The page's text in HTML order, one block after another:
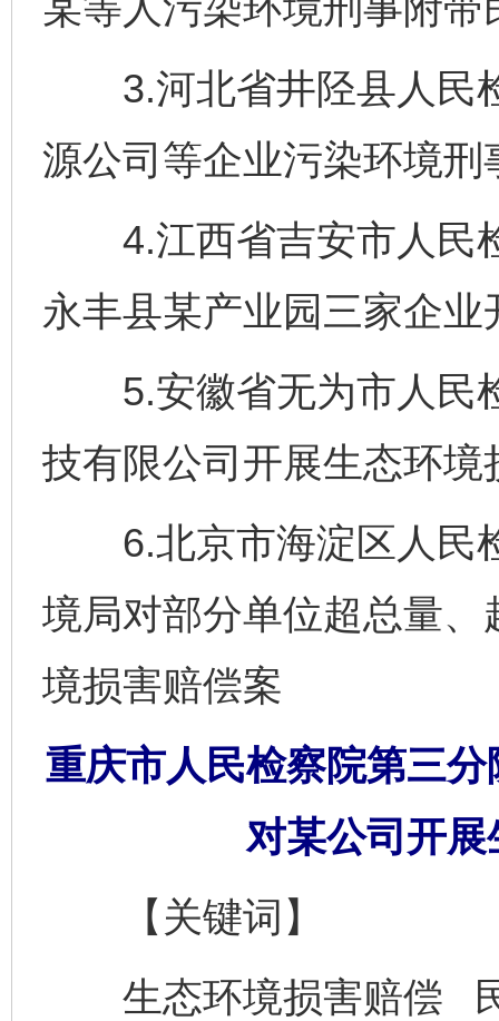
3.河北省井陉县人民
源公司等企业污染环境
4.江西省吉安市人民
永丰县某产业园三家企
5.安徽省无为市人民
技有限公司开展生态环境
6.北京市海淀区人民
境局对部分单位超总量
境损害赔偿案
重庆市人民检察院第三
对某公司开
【关键词】
生态环境损害赔偿